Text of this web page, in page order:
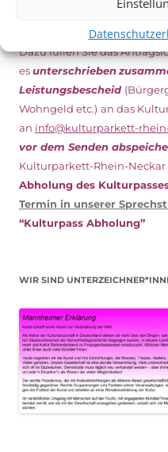
Den Kulturpass können Sie
Dazu füllen Sie das
esunterschrieben
Leistungsbescheid
Wohngeld etc.) an das
an info@kulturparkett-
vor dem Senden
Kulturparkett-Rhein-Neckar
Abholung des
Termin in unserer
“Kulturpass Abholung”
WIR SIND